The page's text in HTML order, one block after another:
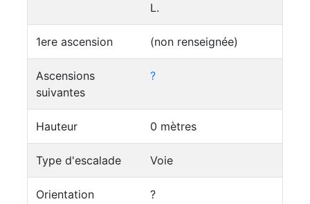
L.
1ere ascension (non renseignée)
Ascensions
suivantes
?
Hauteur 0 mètres
Type d'escalade Voie
Orientation ?